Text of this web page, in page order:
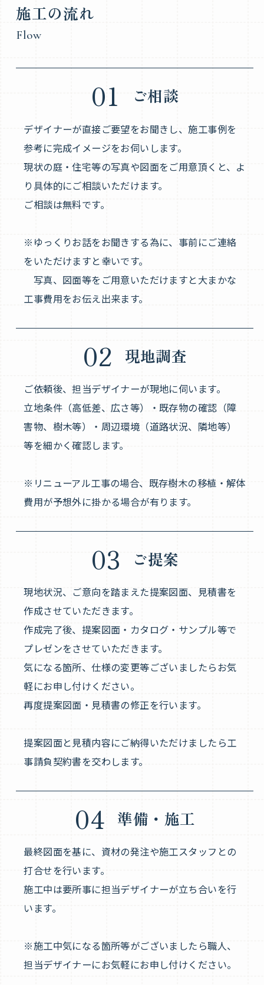
施工の流れ
Flow
01 ご相談
デザイナーが直接ご要望をお聞きし、施工事例を
参考に完成イメージをお伺いします。
現状の庭・住宅等の写真や図面をご用意頂くと、よ
り具体的にご相談いただけます。
ご相談は無料です。
※ゆっくりお話をお聞きする為に、事前にご連絡
をいただけますと幸いです。
写真、図面等をご用意いただけますと大まかな
工事費用をお伝え出来ます。
02 現地調査
ご依頼後、担当デザイナーが現地に伺います。
立地条件（高低差、広さ等）・既存物の確認（障
害物、樹木等）・周辺環境（道路状況、隣地等）
等を細かく確認します。
※リニューアル工事の場合、既存樹木の移植・解体
費用が予想外に掛かる場合が有ります。
03 ご提案
現地状況、ご意向を踏まえた提案図面、見積書を
作成させていただきます。
作成完了後、提案図面・カタログ・サンプル等で
プレゼンをさせていただきます。
気になる箇所、仕様の変更等ございましたらお気
軽にお申し付けください。
再度提案図面・見積書の修正を行います。
提案図面と見積内容にご納得いただけましたら工
事請負契約書を交わします。
04 準備・施工
最終図面を基に、資材の発注や施工スタッフとの
打合せを行います。
施工中は要所事に担当デザイナーが立ち合いを行
います。
※施工中気になる箇所等がございましたら職人、
担当デザイナーにお気軽にお申し付けください。